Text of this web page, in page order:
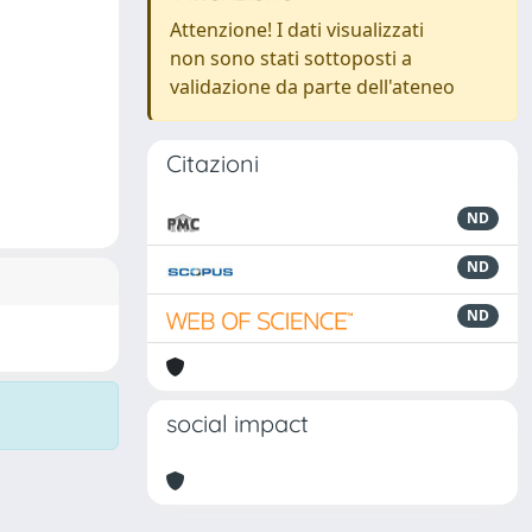
Attenzione! I dati visualizzati
non sono stati sottoposti a
validazione da parte dell'ateneo
Citazioni
ND
ND
ND
social impact